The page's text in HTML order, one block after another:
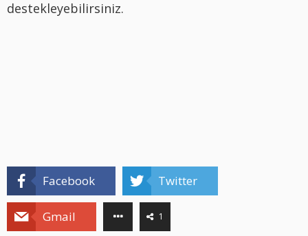
destekleyebilirsiniz.
Facebook Twitter
Gmail 1